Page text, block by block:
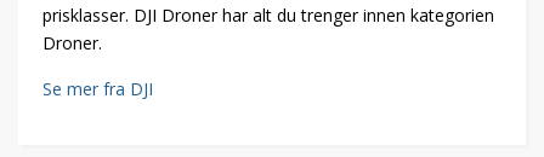
prisklasser. DJI Droner har alt du trenger innen kategorien
Droner.
Se mer fra DJI